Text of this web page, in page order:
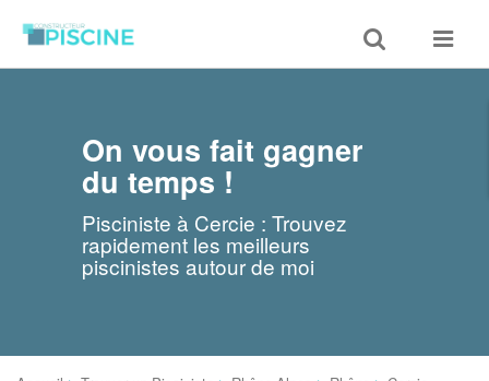
Toggle
search
Toggle
On vous fait gagner
du temps !
Pisciniste à Cercie : Trouvez
rapidement les meilleurs
piscinistes autour de moi